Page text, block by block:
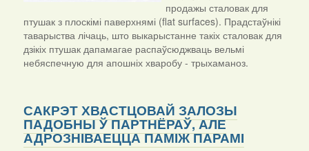
продажы сталовак для
птушак з плоскімі паверхнямі (flat surfaces). Прадстаўнікі
таварыства лічаць, што выкарыстанне такіх сталовак для
дзікіх птушак дапамагае распаўсюджваць вельмі
небяспечную для апошніх хваробу - трыхаманоз.
САКРЭТ ХВАСТЦОВАЙ ЗАЛОЗЫ
ПАДОБНЫ Ў ПАРТНЁРАЎ, АЛЕ
АДРОЗНІВАЕЦЦА ПАМІЖ ПАРАМІ